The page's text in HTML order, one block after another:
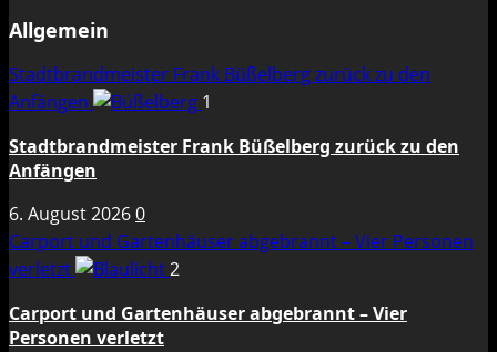
Allgemein
Stadtbrandmeister Frank Büßelberg zurück zu den
Anfängen
1
Stadtbrandmeister Frank Büßelberg zurück zu den
Anfängen
6. August 20260
Carport und Gartenhäuser abgebrannt – Vier Personen
verletzt
2
Carport und Gartenhäuser abgebrannt – Vier
Personen verletzt